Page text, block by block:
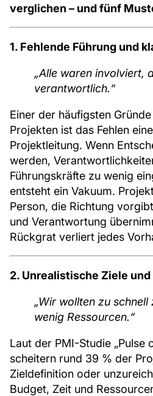
verglichen – und fünf
1. Fehlende Führung und
„Alle waren involviert,
verantwortlich.“
Einer der häufigsten
Projekten ist das Fehlen
Projektleitung. Wenn
werden,
Führungskräfte zu wenig
entsteht ein Vakuum.
Person, die Richtung
und Verantwortung
Rückgrat verliert jedes
2. Unrealistische Ziele
„Wir wollten zu schnell
wenig Ressourcen.“
Laut der PMI-Studie „Pulse
scheitern rund 39 % der
Zieldefinition oder
Budget, Zeit und